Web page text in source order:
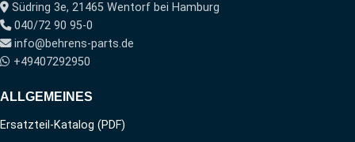
Südring 3e, 21465 Wentorf bei Hamburg
040/72 90 95-0
info@behrens-parts.de
+49407292950
ALLGEMEINES
Ersatzteil-Katalog (PDF)